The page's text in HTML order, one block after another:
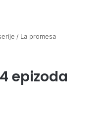
/ La promesa
epizoda